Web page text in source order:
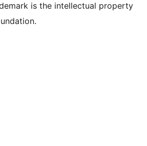
is the intellectual property